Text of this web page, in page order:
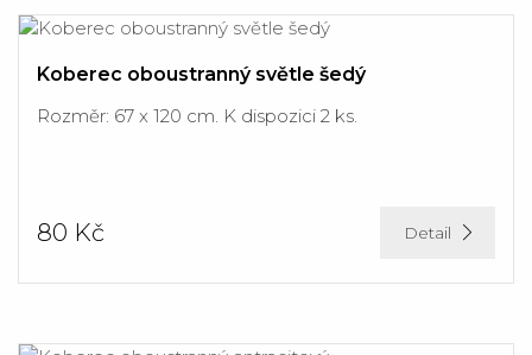
Koberec oboustranný světle šedý
Rozměr: 67 x 120 cm. K dispozici 2 ks.
80 Kč Detail